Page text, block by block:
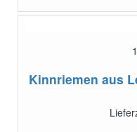
Kinnriemen aus